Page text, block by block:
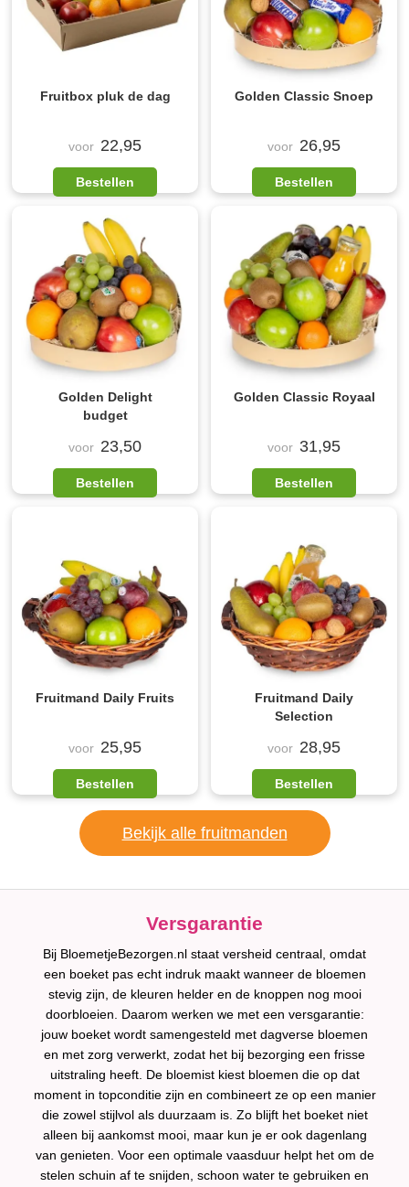
Fruitbox pluk de dag
voor 22,95
Bestellen
Golden Classic Snoep
voor 26,95
Bestellen
Golden Delight
budget
voor 23,50
Bestellen
Golden Classic Royaal
voor 31,95
Bestellen
Fruitmand Daily Fruits
voor 25,95
Bestellen
Fruitmand Daily
Selection
voor 28,95
Bestellen
Bekijk alle fruitmanden
Versgarantie
Bij BloemetjeBezorgen.nl staat versheid centraal, omdat
een boeket pas echt indruk maakt wanneer de bloemen
stevig zijn, de kleuren helder en de knoppen nog mooi
doorbloeien. Daarom werken we met een versgarantie:
jouw boeket wordt samengesteld met dagverse bloemen
en met zorg verwerkt, zodat het bij bezorging een frisse
uitstraling heeft. De bloemist kiest bloemen die op dat
moment in topconditie zijn en combineert ze op een manier
die zowel stijlvol als duurzaam is. Zo blijft het boeket niet
alleen bij aankomst mooi, maar kun je er ook dagenlang
van genieten. Voor een optimale vaasduur helpt het om de
stelen schuin af te snijden, schoon water te gebruiken en